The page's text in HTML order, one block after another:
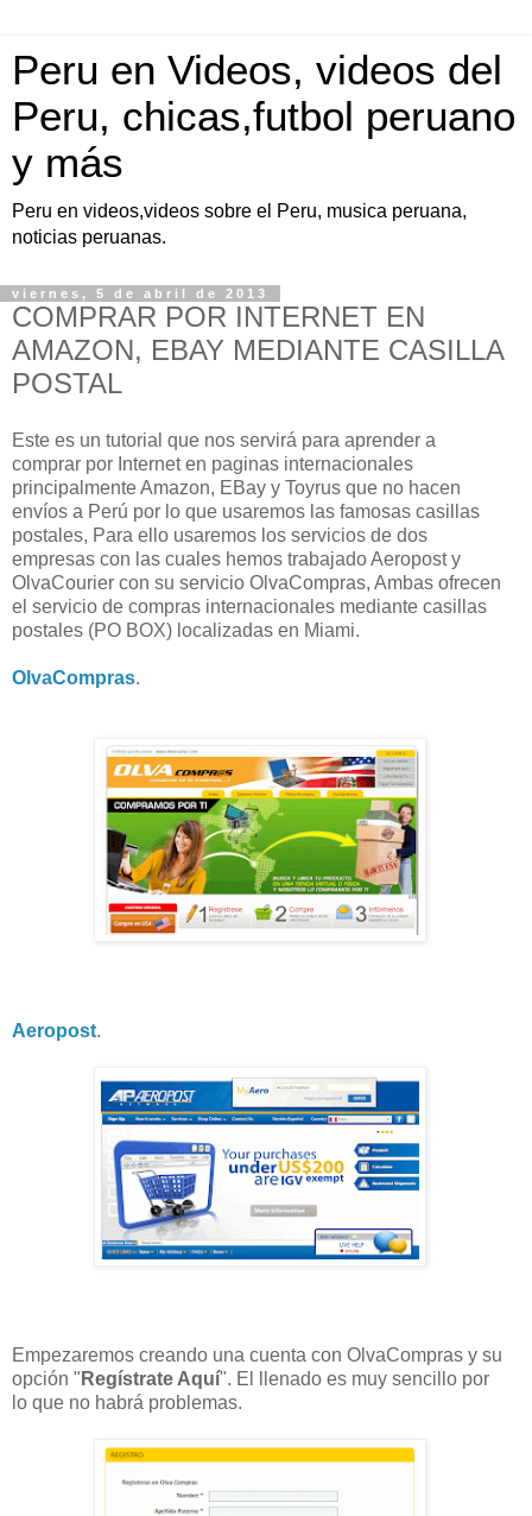
Peru en Videos, videos del
Peru, chicas,futbol peruano
y más
Peru en videos,videos sobre el Peru, musica peruana,
noticias peruanas.
viernes, 5 de abril de 2013
COMPRAR POR INTERNET EN
AMAZON, EBAY MEDIANTE CASILLA
POSTAL
Este es un tutorial que nos servirá para aprender a
comprar por Internet en paginas internacionales
principalmente Amazon, EBay y Toyrus que no hacen
envíos a Perú por lo que usaremos las famosas casillas
postales, Para ello usaremos los servicios de dos
empresas con las cuales hemos trabajado Aeropost y
OlvaCourier con su servicio OlvaCompras, Ambas ofrecen
el servicio de compras internacionales mediante casillas
postales (PO BOX) localizadas en Miami.
OlvaCompras.
Aeropost.
Empezaremos creando una cuenta con OlvaCompras y su
opción " Regístrate Aquí". El llenado es muy sencillo por
lo que no habrá problemas.